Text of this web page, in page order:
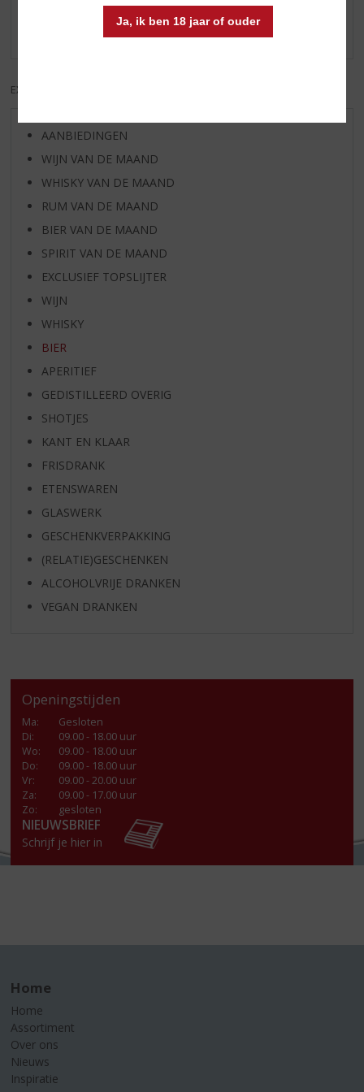
Ja, ik ben 18 jaar of ouder
Schrijf een review
EXCL. BTW
AANBIEDINGEN
WIJN VAN DE MAAND
WHISKY VAN DE MAAND
RUM VAN DE MAAND
BIER VAN DE MAAND
SPIRIT VAN DE MAAND
EXCLUSIEF TOPSLIJTER
WIJN
WHISKY
BIER
APERITIEF
GEDISTILLEERD OVERIG
SHOTJES
KANT EN KLAAR
FRISDRANK
ETENSWAREN
GLASWERK
GESCHENKVERPAKKING
(RELATIE)GESCHENKEN
ALCOHOLVRIJE DRANKEN
VEGAN DRANKEN
Openingstijden
Ma:
Gesloten
Di:
09.00 - 18.00 uur
Wo:
09.00 - 18.00 uur
Do:
09.00 - 18.00 uur
Vr:
09.00 - 20.00 uur
Za:
09.00 - 17.00 uur
Zo:
gesloten
NIEUWSBRIEF
Schrijf je hier in
Home
Home
Assortiment
Over ons
Nieuws
Inspiratie